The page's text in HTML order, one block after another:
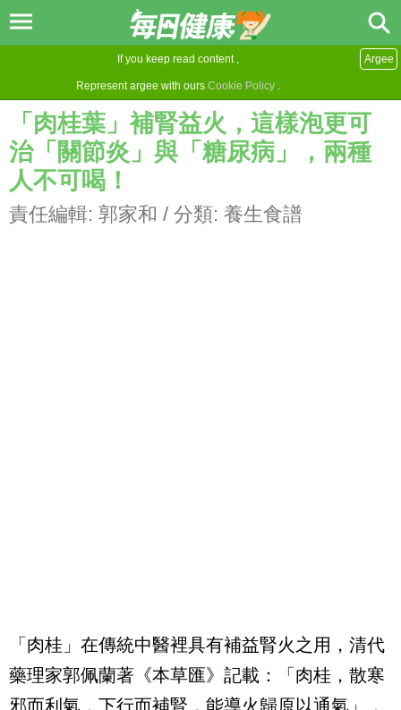
If you keep read content ,
Represent argee with ours Cookie Policy .
Argee
「肉桂葉」補腎益火，這樣泡更可
治「關節炎」與「糖尿病」，兩種
人不可喝！
責任編輯: 郭家和 / 分類: 養生食譜
「肉桂」在傳統中醫裡具有補益腎火之用，清代
藥理家郭佩蘭著《本草匯》記載：「肉桂，散寒
邪而利氣，下行而補腎，能導火歸原以通氣」，